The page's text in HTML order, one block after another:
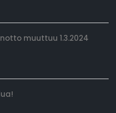
muuttuu 1.3.2024